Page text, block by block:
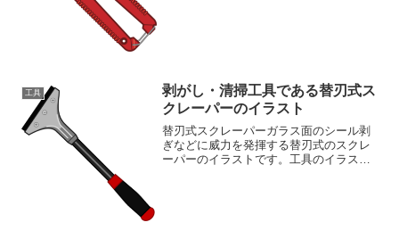
工具
剥がし・清掃工具である替刃式ス
クレーパーのイラスト
替刃式スクレーパーガラス面のシール剥
ぎなどに威力を発揮する替刃式のスクレ
ーパーのイラストです。工具のイラスト